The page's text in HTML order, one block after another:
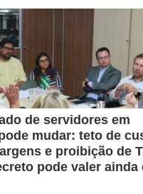
de servidores em
mudar: teto de
e proibição de
pode valer ainda